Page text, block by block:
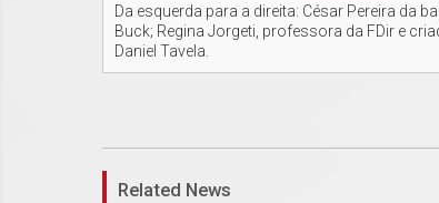
Da esquerda para a direita: César Pereira da
Buck; Regina Jorgeti, professora da FDir e
Daniel Tavela.
Related News